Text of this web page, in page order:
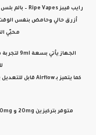
رايب فيبز Ripe Vapes – بالم بلس Palm Plus 4000 سحبة – بلو راز Blue Razz
أزرق حالي وحامض بنفس
محبّي
الجهاز يأتي بسعة 9ml
كما يتميز بـ Airflow قابل للتعديل
متوفر بتركيزين 20mg و